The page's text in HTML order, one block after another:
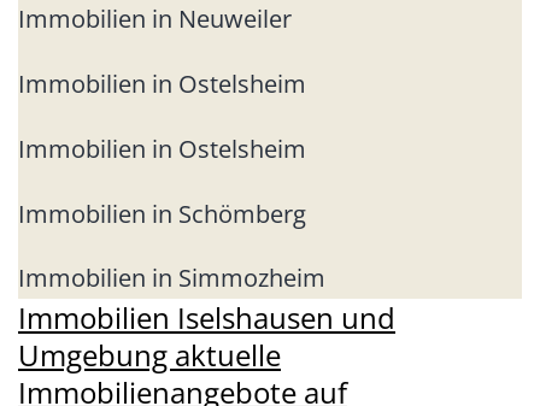
Immobilien in Neuweiler
Immobilien in Ostelsheim
Immobilien in Ostelsheim
Immobilien in Schömberg
Immobilien in Simmozheim
Immobilien Iselshausen und
Umgebung aktuelle
Immobilienangebote auf